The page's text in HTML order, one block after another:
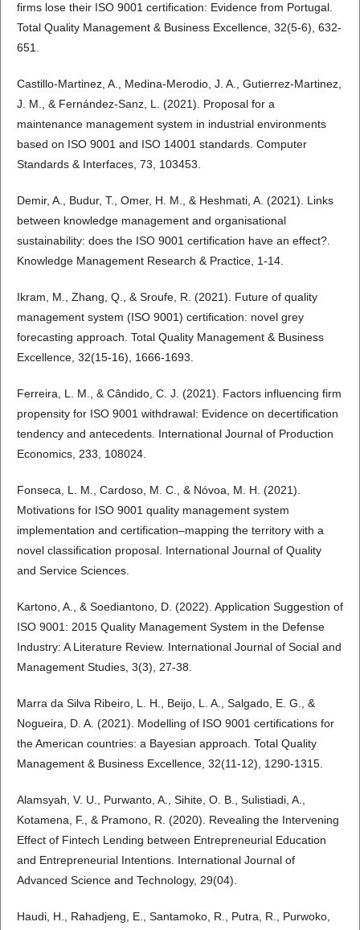
firms lose their ISO 9001 certification: Evidence from Portugal.
Total Quality Management & Business Excellence, 32(5-6), 632-
651.
Castillo-Martinez, A., Medina-Merodio, J. A., Gutierrez-Martinez,
J. M., & Fernández-Sanz, L. (2021). Proposal for a
maintenance management system in industrial environments
based on ISO 9001 and ISO 14001 standards. Computer
Standards & Interfaces, 73, 103453.
Demir, A., Budur, T., Omer, H. M., & Heshmati, A. (2021). Links
between knowledge management and organisational
sustainability: does the ISO 9001 certification have an effect?.
Knowledge Management Research & Practice, 1-14.
Ikram, M., Zhang, Q., & Sroufe, R. (2021). Future of quality
management system (ISO 9001) certification: novel grey
forecasting approach. Total Quality Management & Business
Excellence, 32(15-16), 1666-1693.
Ferreira, L. M., & Cândido, C. J. (2021). Factors influencing firm
propensity for ISO 9001 withdrawal: Evidence on decertification
tendency and antecedents. International Journal of Production
Economics, 233, 108024.
Fonseca, L. M., Cardoso, M. C., & Nóvoa, M. H. (2021).
Motivations for ISO 9001 quality management system
implementation and certification–mapping the territory with a
novel classification proposal. International Journal of Quality
and Service Sciences.
Kartono, A., & Soediantono, D. (2022). Application Suggestion of
ISO 9001: 2015 Quality Management System in the Defense
Industry: A Literature Review. International Journal of Social and
Management Studies, 3(3), 27-38.
Marra da Silva Ribeiro, L. H., Beijo, L. A., Salgado, E. G., &
Nogueira, D. A. (2021). Modelling of ISO 9001 certifications for
the American countries: a Bayesian approach. Total Quality
Management & Business Excellence, 32(11-12), 1290-1315.
Alamsyah, V. U., Purwanto, A., Sihite, O. B., Sulistiadi, A.,
Kotamena, F., & Pramono, R. (2020). Revealing the Intervening
Effect of Fintech Lending between Entrepreneurial Education
and Entrepreneurial Intentions. International Journal of
Advanced Science and Technology, 29(04).
Haudi, H., Rahadjeng, E., Santamoko, R., Putra, R., Purwoko,